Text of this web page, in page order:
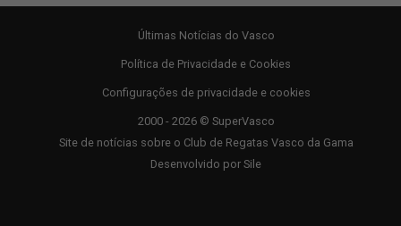
Últimas Notícias do Vasco
Política de Privacidade e Cookies
Configurações de privacidade e cookies
2000 - 2026 © SuperVasco
Site de notícias sobre o Club de Regatas Vasco da Gama
Desenvolvido por Sile